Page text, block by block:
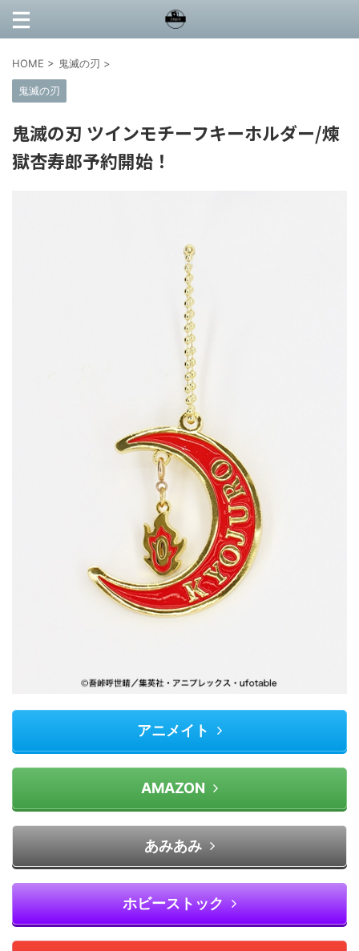
HOME > 鬼滅の刃 >
鬼滅の刃
鬼滅の刃 ツインモチーフキーホルダー/煉
獄杏寿郎予約開始！
アニメイト
AMAZON
あみあみ
ホビーストック